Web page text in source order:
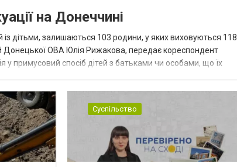
на Донеччині
із дітьми, залишаються 103 родини, у яких виховуються 118
Донецької ОВА Юлія Рижакова, передає кореспондент
у примусовий спосіб дітей з батьками чи особами, що їх
Суспільство